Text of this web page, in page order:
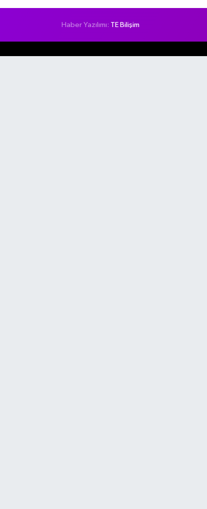
Haber Yazılımı: TE Bilişim